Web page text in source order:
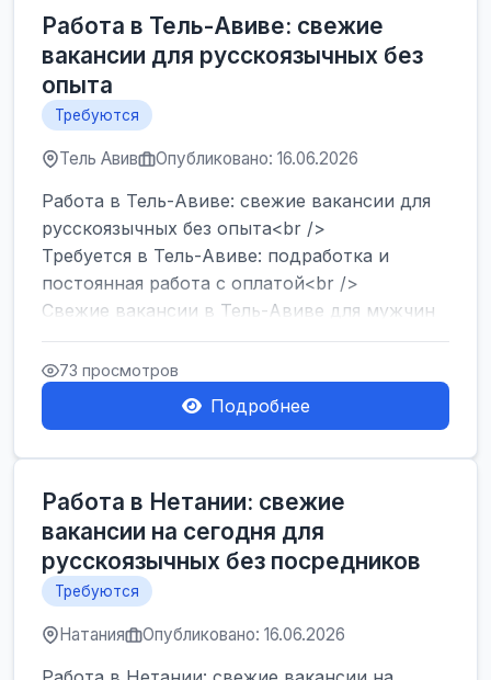
Работа в Тель-Авиве: свежие
вакансии для русскоязычных без
опыта
Требуются
Тель Авив Опубликовано: 16.06.2026
Работа в Тель-Авиве: свежие вакансии для
русскоязычных без опыта<br />
Требуется в Тель-Авиве: подработка и
постоянная работа с оплатой<br />
Свежие вакансии в Тель-Авиве для мужчин
и женщин от хозя...
73 просмотров
Подробнее
Работа в Нетании: свежие
вакансии на сегодня для
русскоязычных без посредников
Требуются
Натания Опубликовано: 16.06.2026